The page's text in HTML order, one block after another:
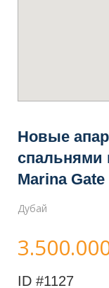
Новые
спальнями
Marina
Дубай
ID #1127